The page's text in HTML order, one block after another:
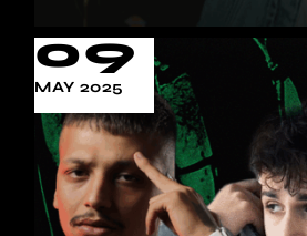
09
MAY 2025